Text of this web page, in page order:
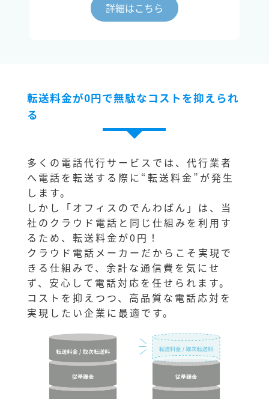
詳細はこちら
転送料金が0円で無駄なコストを抑えられ
る
多くの電話代行サービスでは、代行業者
へ電話を転送する際に“転送料金”が発生
します。
しかし「オフィスのでんわばん」は、当
社のクラウド電話と同じ仕組みを利用す
るため、転送料金が0円！
クラウド電話メーカーだからこそ実現で
きる仕組みで、余計な通信費を気にせ
ず、安心して電話対応を任せられます。
コストを抑えつつ、高品質な電話応対を
実現したい企業に最適です。